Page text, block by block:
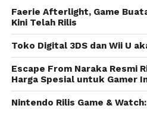
Run
Faerie Afterlight, Game
Kini Telah Rilis
Toko Digital 3DS dan Wii U
Escape From Naraka Resmi
Harga Spesial untuk Gamer
Nintendo Rilis Game &